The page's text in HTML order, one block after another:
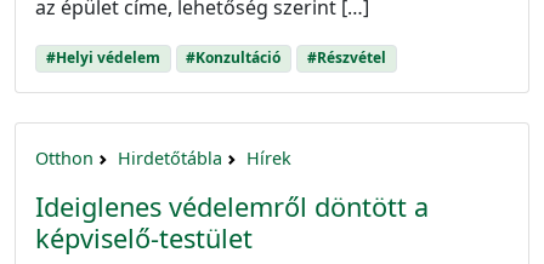
az épület címe, lehetőség szerint […]
#Helyi védelem #Konzultáció #Részvétel
Otthon Hirdetőtábla Hírek
Ideiglenes védelemről döntött a
képviselő-testület